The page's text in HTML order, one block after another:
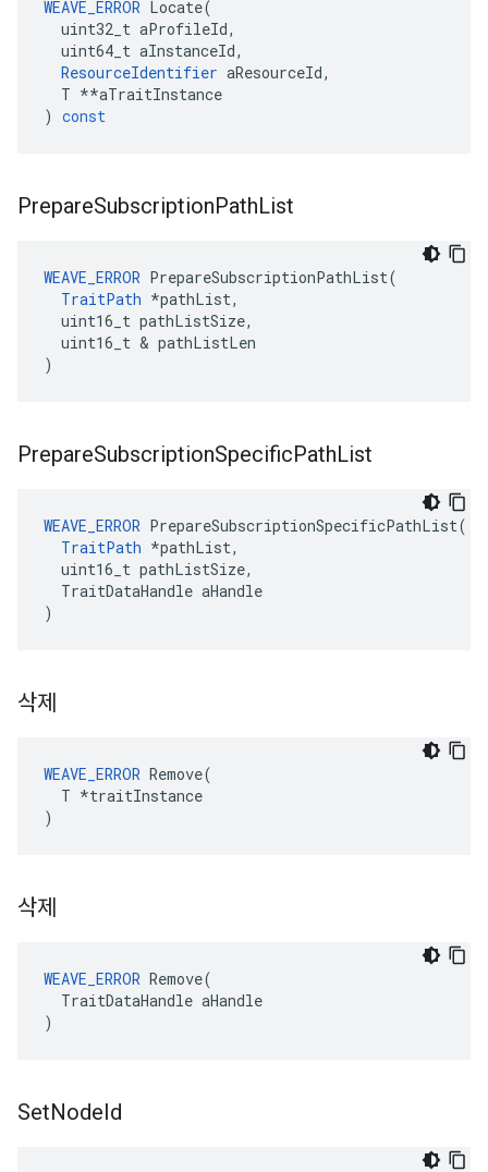
WEAVE_ERROR Locate(
uint32_t aProfileId,
uint64_t aInstanceId,
ResourceIdentifier aResourceId,
T **aTraitInstance
) const
PrepareSubscriptionPathList
WEAVE_ERROR PrepareSubscriptionPathList(
TraitPath *pathList,
  uint16_t pathListSize,
  uint16_t & pathListLen
)
PrepareSubscriptionSpecificPathList
WEAVE_ERROR PrepareSubscriptionSpecificPathList(
TraitPath *pathList,
  uint16_t pathListSize,
  TraitDataHandle aHandle
)
삭제
WEAVE_ERROR Remove(
  T *traitInstance
)
삭제
WEAVE_ERROR Remove(
  TraitDataHandle aHandle
)
SetNodeId